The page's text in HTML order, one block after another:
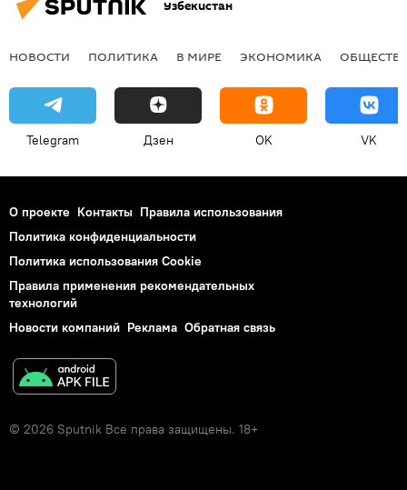
Узбекистан
НОВОСТИ ПОЛИТИКА В МИРЕ ЭКОНОМИКА
Telegram Дзен OK VK
О проекте Контакты Правила использования
Политика конфиденциальности
Политика использования Cookie
Правила применения рекомендательных
технологий
Новости компаний Реклама Обратная связь
© 2026 Sputnik Все права защищены. 18+